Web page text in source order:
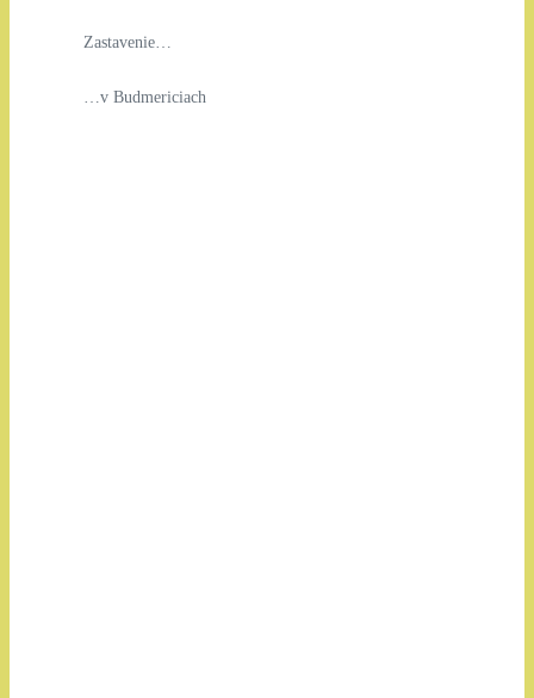
Zastavenie…
…v Budmericiach